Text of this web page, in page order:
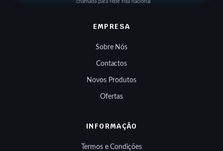
EMPRESA
Sobre Nós
Contactos
Novos Produtos
Ofertas
INFORMAÇÃO
Termos e Condições